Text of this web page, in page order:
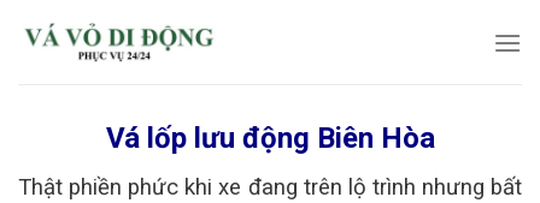
Vá lốp lưu động Biên Hòa
Thật phiền phức khi xe đang trên lộ trình nhưng bất